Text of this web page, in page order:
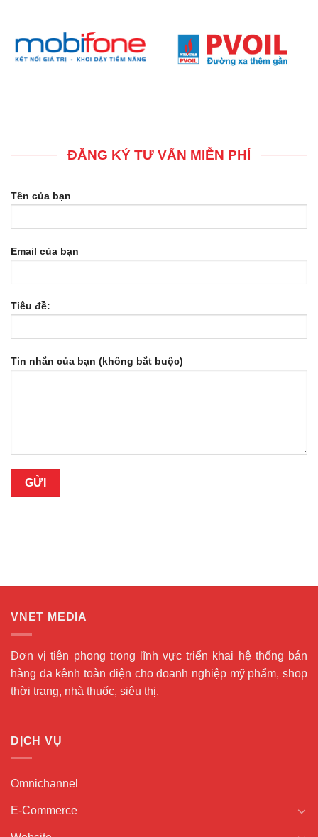
ĐĂNG KÝ TƯ VẤN MIỄN PHÍ
Tên của bạn
Email của bạn
Tiêu đề:
Tin nhắn của bạn (không bắt buộc)
VNET MEDIA
Đơn vị tiên phong trong lĩnh vực triển khai hệ thống bán
hàng đa kênh toàn diện cho doanh nghiệp mỹ phẩm, shop
thời trang, nhà thuốc, siêu thị.
DỊCH VỤ
Omnichannel
E-Commerce